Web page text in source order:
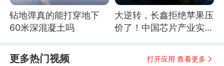
钻地弹真的能打穿地下
60米深混凝土吗
大逆转，长鑫拒绝苹果压
价了！中国芯片产业实现
更多热门视频 打开应用 查看更多